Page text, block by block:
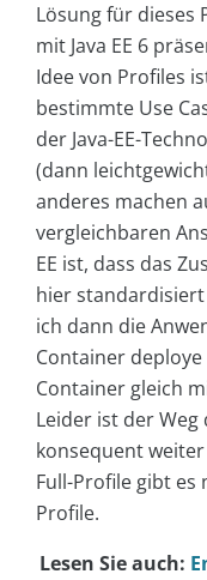
Lösung für dieses
mit Java EE 6
Idee von Profiles
bestimmte Use
der Java-EE-
(dann
anderes machen
vergleichbaren
EE ist, dass das
hier
ich dann die
Container
Container gleich
Leider ist der
konsequent
Full-Profile gibt es
Profile.
Lesen Sie auch: